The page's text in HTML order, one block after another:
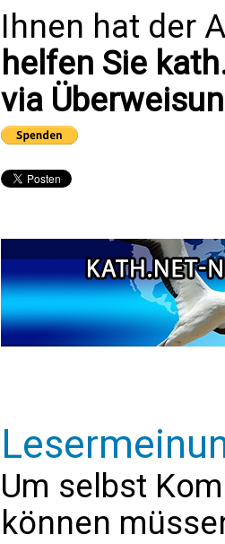
Ihnen hat der
helfen Sie
via
Um selbst
können